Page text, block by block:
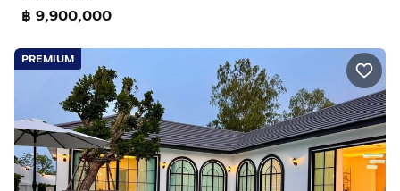
฿ 9,900,000
PREMIUM